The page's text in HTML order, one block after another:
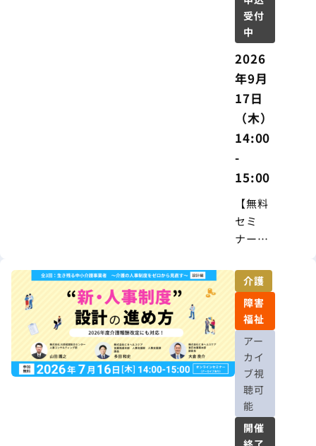
受付
中
2026
年9月
17日
（木）
14:00
-
15:00
【無料
セミ
ナー】
度
は“作っ
て終わ
り”では
ない ―
現場が
『納得
する』
制度運
用の実
介護
障害
福祉
アー
カイ
ブ視
聴可
能
開催